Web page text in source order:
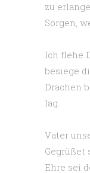
zu
Sorgen,
Ich flehe
besiege
Drachen
lag.
Vater
Gegrüßet
Ehre sei